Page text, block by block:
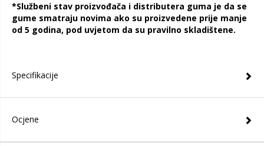
*Službeni stav proizvođača i distributera guma je da se
gume smatraju novima ako su proizvedene prije manje
od 5 godina, pod uvjetom da su pravilno skladištene.
Specifikacije
Ocjene